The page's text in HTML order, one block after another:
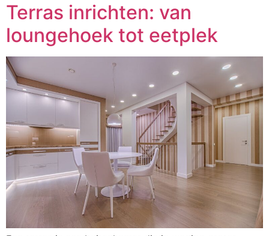
Terras inrichten: van
loungehoek tot eetplek